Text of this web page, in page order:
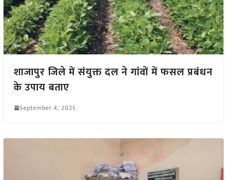
शाजापुर जिले में संयुक्त दल ने गांवों में फसल प्रबंधन
के उपाय बताए
September 4, 2025